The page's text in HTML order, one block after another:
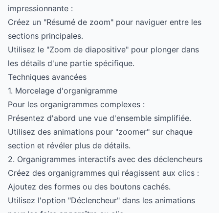
impressionnante :
Créez un "Résumé de zoom" pour naviguer entre les
sections principales.
Utilisez le "Zoom de diapositive" pour plonger dans
les détails d'une partie spécifique.
Techniques avancées
1. Morcelage d'organigramme
Pour les organigrammes complexes :
Présentez d'abord une vue d'ensemble simplifiée.
Utilisez des animations pour "zoomer" sur chaque
section et révéler plus de détails.
2. Organigrammes interactifs avec des déclencheurs
Créez des organigrammes qui réagissent aux clics :
Ajoutez des formes ou des boutons cachés.
Utilisez l'option "Déclencheur" dans les animations